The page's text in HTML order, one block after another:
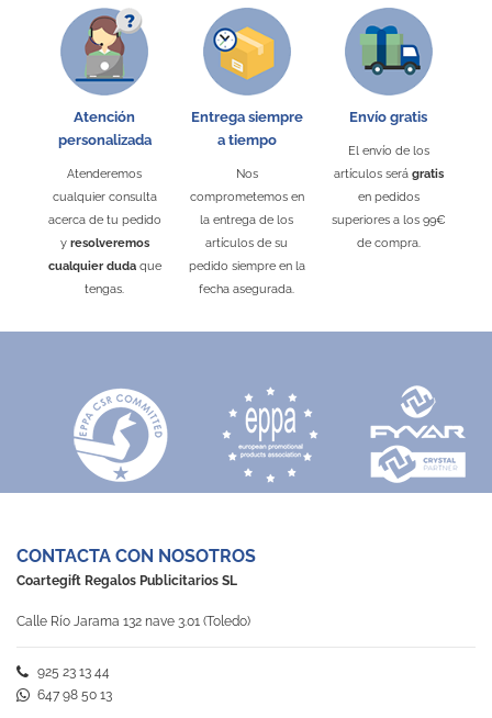
Atención
personalizada
Atenderemos
cualquier consulta
acerca de tu pedido
y resolveremos
cualquier dudaque
tengas.
Entrega siempre
a tiempo
Nos
comprometemos en
la entrega de los
artículos de su
pedido siempre en la
fecha asegurada.
Envío gratis
El envío de los
artículos será gratis
en pedidos
superiores a los 99€
de compra.
CONTACTA CON NOSOTROS
Coartegift Regalos Publicitarios SL
Calle Río Jarama 132 nave 3.01 (Toledo)
925 23 13 44
647 98 50 13